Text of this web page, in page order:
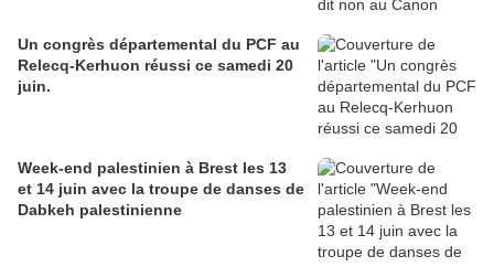
Un congrès départemental du PCF au
Relecq-Kerhuon réussi ce samedi 20
juin.
Week-end palestinien à Brest les 13
et 14 juin avec la troupe de danses de
Dabkeh palestinienne